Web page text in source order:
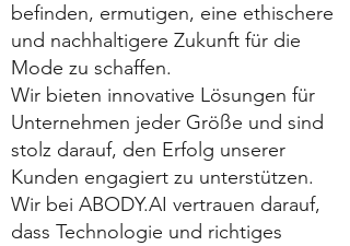
befinden, ermutigen, eine ethischere
und nachhaltigere Zukunft für die
Mode zu schaffen.
Wir bieten innovative Lösungen für
Unternehmen jeder Größe und sind
stolz darauf, den Erfolg unserer
Kunden engagiert zu unterstützen.
Wir bei ABODY.AI vertrauen darauf,
dass Technologie und richtiges